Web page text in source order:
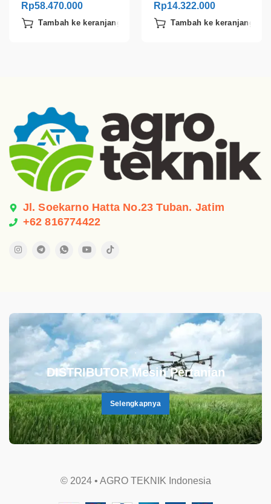
Rp58.470.000
Tambah ke keranjang
Rp14.322.000
Tambah ke keranjang
Jl. Soekarno Hatta No.23 Tuban. Jatim
+62 816774422
.
DISTRIBUTOR Mesin Pertanian
Selengkapnya
© 2024 • AGRO TEKNIK Indonesia